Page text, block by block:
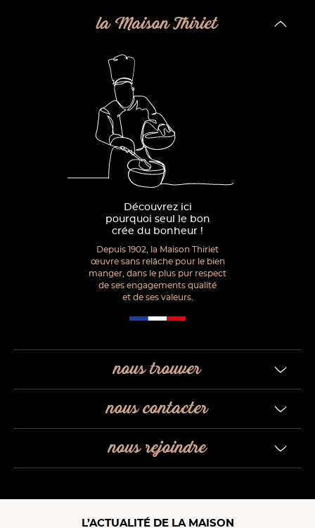
la Maison Thiriet
Découvrez ici
pourquoi seul le bon
crée du bonheur !
Depuis 1902, la Maison Thiriet
œuvre sans relâche pour le bien
manger, dans le plus pur respect
de ses engagements qualité
et de ses valeurs.
nous trouver
nous contacter
nous rejoindre
L’ACTUALITÉ DE LA MAISON